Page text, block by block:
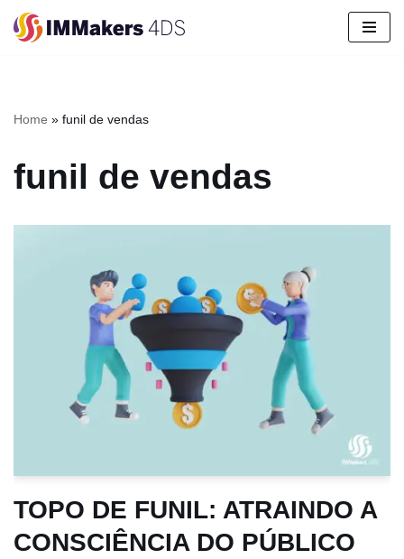
conteúdo
Home » funil de vendas
funil de vendas
TOPO DE FUNIL: ATRAINDO A
CONSCIÊNCIA DO PÚBLICO